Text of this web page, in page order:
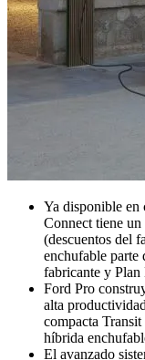
Ya disponible en
Connect tiene
(descuentos del
enchufable parte
fabricante y
Ford Pro
alta
compacta
híbrida
El avanzado